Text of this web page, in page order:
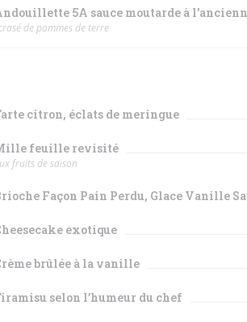
5A sauce moutarde à
de pommes de terre
citron, éclats de meringue
feuille revisité
fruits de saison
Façon Pain Perdu, Glace Vanille
exotique
brûlée à la vanille
selon l’humeur du chef